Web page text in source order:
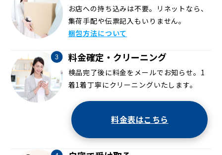
お店への持ち込みは不要。リネットなら、
集荷手配や伝票記入もいりません。
梱包方法について
料金確定・クリーニング
検品完了後に料金をメールでお知らせ。1
着1着丁寧にクリーニングいたします。
料金表はこちら